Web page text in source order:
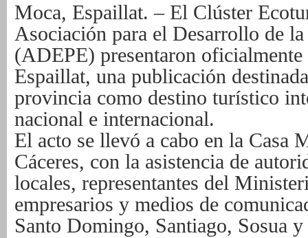
Moca, Espaillat. – El Clúster
Asociación para el Desarrollo de
(ADEPE) presentaron
Espaillat, una publicación
provincia como destino turístico
nacional e internacional.
El acto se llevó a cabo en la Casa
Cáceres, con la asistencia de
locales, representantes del
empresarios y medios de
Santo Domingo, Santiago, Sosua